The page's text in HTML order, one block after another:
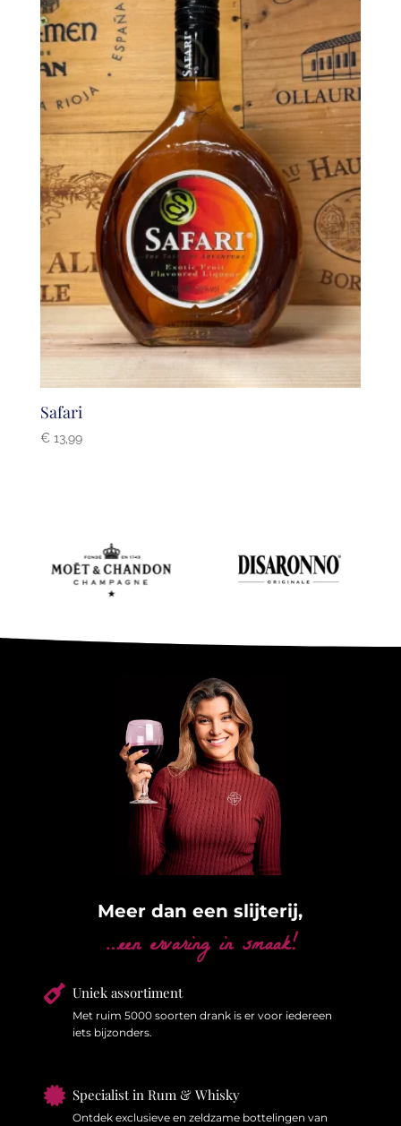
Safari
€13,99
Meer dan een slijterij,
…een ervaring in smaak!
 Uniek assortiment
Met ruim 5000 soorten drank is er voor iedereen
iets bijzonders.
 Specialist in Rum & Whisky
Ontdek exclusieve en zeldzame bottelingen van